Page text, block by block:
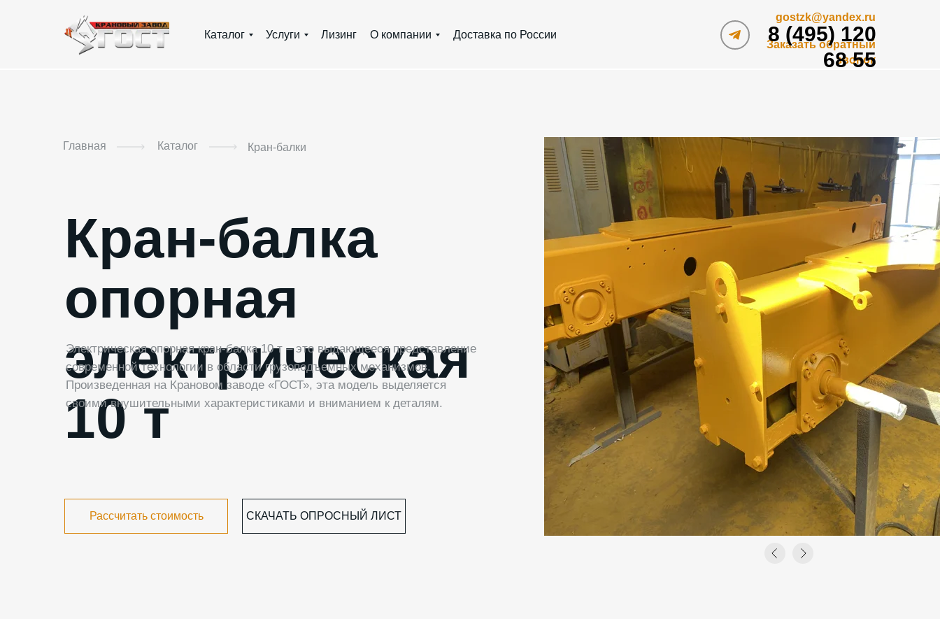
Заказать обратный
звонок
gostzk@yandex.ru
О компании
Каталог Услуги Доставка по России
Лизинг
8 (495) 120
68 55
Кран-балка
опорная
электрическая
10 т
Электрическая опорная кран-балка 10 т – это выдающееся представление
современной технологии в области грузоподъемных механизмов.
Произведенная на Крановом заводе «ГОСТ», эта модель выделяется
своими внушительными характеристиками и вниманием к деталям.
Рассчитать стоимость СКАЧАТЬ ОПРОСНЫЙ ЛИСТ
Главная Каталог Кран-балки